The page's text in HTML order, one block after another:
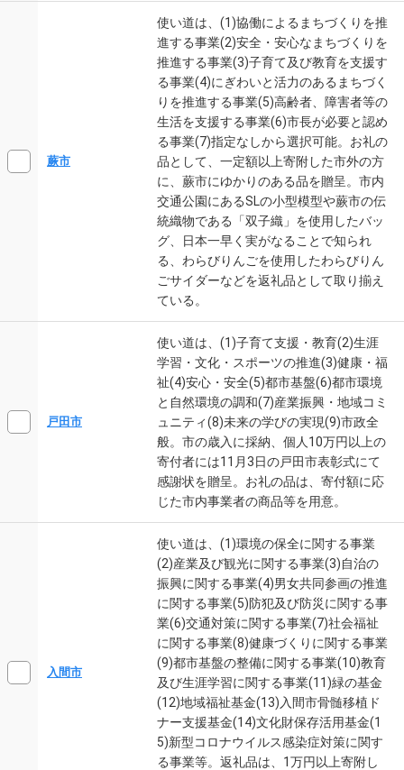
蕨市
使い道は、(1)協働によるまちづくりを推
進する事業(2)安全・安心なまちづくりを
推進する事業(3)子育て及び教育を支援す
る事業(4)にぎわいと活力のあるまちづく
りを推進する事業(5)高齢者、障害者等の
生活を支援する事業(6)市長が必要と認め
る事業(7)指定なしから選択可能。お礼の
品として、一定額以上寄附した市外の方
に、蕨市にゆかりのある品を贈呈。市内
交通公園にあるSLの小型模型や蕨市の伝
統織物である「双子織」を使用したバッ
グ、日本一早く実がなることで知られ
る、わらびりんごを使用したわらびりん
ごサイダーなどを返礼品として取り揃え
ている。
戸田市
使い道は、(1)子育て支援・教育(2)生涯
学習・文化・スポーツの推進(3)健康・福
祉(4)安心・安全(5)都市基盤(6)都市環境
と自然環境の調和(7)産業振興・地域コミ
ュニティ(8)未来の学びの実現(9)市政全
般。市の歳入に採納、個人10万円以上の
寄付者には11月3日の戸田市表彰式にて
感謝状を贈呈。お礼の品は、寄付額に応
じた市内事業者の商品等を用意。
入間市
使い道は、(1)環境の保全に関する事業
(2)産業及び観光に関する事業(3)自治の
振興に関する事業(4)男女共同参画の推進
に関する事業(5)防犯及び防災に関する事
業(6)交通対策に関する事業(7)社会福祉
に関する事業(8)健康づくりに関する事業
(9)都市基盤の整備に関する事業(10)教育
及び生涯学習に関する事業(11)緑の基金
(12)地域福祉基金(13)入間市骨髄移植ド
ナー支援基金(14)文化財保存活用基金(1
5)新型コロナウイルス感染症対策に関す
る事業等。返礼品は、1万円以上寄附し